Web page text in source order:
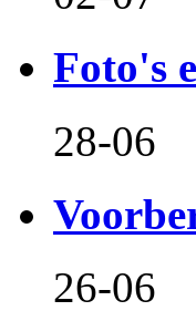
Foto's
28-06
26-06